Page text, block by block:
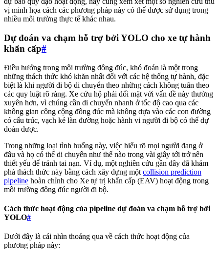
vị minh họa cách các phương pháp này có thể được sử dụng trong
nhiều môi trường thực tế khác nhau.
Dự đoán va chạm hỗ trợ bởi YOLO cho xe tự hành
khẩn cấp#
Điều hướng trong môi trường đông đúc, khó đoán là một trong
những thách thức khó khăn nhất đối với các hệ thống tự hành, đặc
biệt là khi người đi bộ di chuyển theo những cách không tuân theo
các quy luật rõ ràng. Xe cứu hộ phải đối mặt với vấn đề này thường
xuyên hơn, vì chúng cần di chuyển nhanh ở tốc độ cao qua các
không gian công cộng đông đúc mà không dựa vào các con đường
có cấu trúc, vạch kẻ làn đường hoặc hành vi người đi bộ có thể dự
đoán được.
Trong những loại tình huống này, việc hiểu rõ mọi người đang ở
đâu và họ có thể di chuyển như thế nào trong vài giây tới trở nên
thiết yếu để tránh tai nạn. Ví dụ, một nghiên cứu gần đây đã khám
phá thách thức này bằng cách xây dựng một collision prediction
pipeline hoàn chỉnh cho Xe tự trị khẩn cấp (EAV) hoạt động trong
môi trường đông đúc người đi bộ.
Cách thức hoạt động của pipeline dự đoán va chạm hỗ trợ bởi
YOLO#
Dưới đây là cái nhìn thoáng qua về cách thức hoạt động của
phương pháp này: